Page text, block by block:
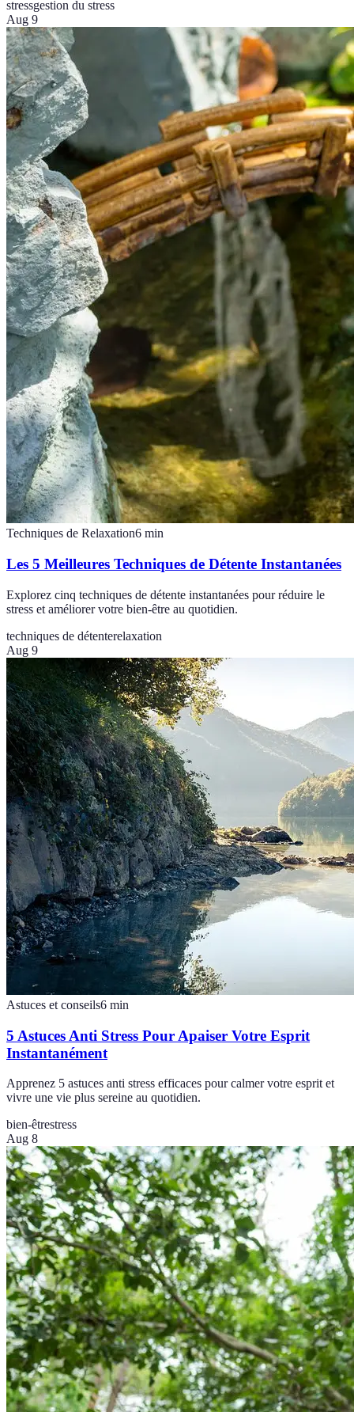
stressgestion du stress
Aug 9
Techniques de Relaxation6 min
Les 5 Meilleures Techniques de Détente Instantanées
Explorez cinq techniques de détente instantanées pour réduire le
stress et améliorer votre bien-être au quotidien.
techniques de détenterelaxation
Aug 9
Astuces et conseils6 min
5 Astuces Anti Stress Pour Apaiser Votre Esprit
Instantanément
Apprenez 5 astuces anti stress efficaces pour calmer votre esprit et
vivre une vie plus sereine au quotidien.
bien-êtrestress
Aug 8